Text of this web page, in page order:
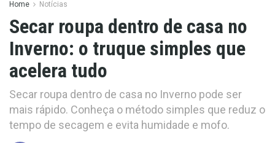
Home Notícias
Secar roupa dentro de casa no
Inverno: o truque simples que
acelera tudo
Secar roupa dentro de casa no Inverno pode ser
mais rápido. Conheça o método simples que reduz o
tempo de secagem e evita humidade e mofo.